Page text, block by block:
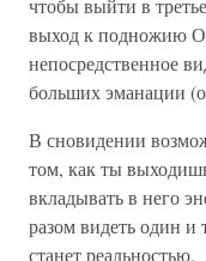
чтобы выйти в
выход к подножию
непосредственное
больших эманации
В сновидении
том, как ты
вкладывать в него
разом видеть один
станет реальностью.